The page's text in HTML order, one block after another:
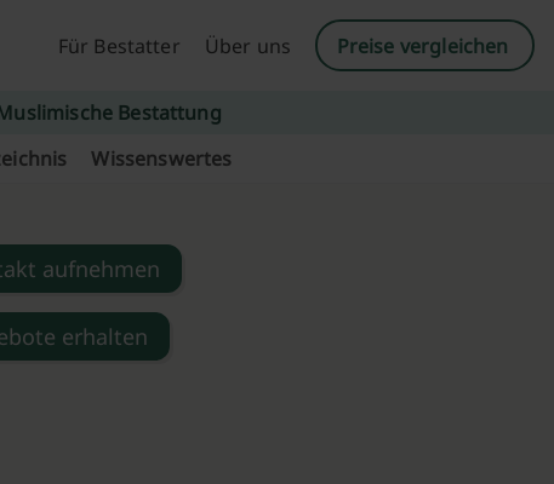
Für Bestatter
Über uns Preise vergleichen
Bestattung
Wissenswertes
aufnehmen
erhalten